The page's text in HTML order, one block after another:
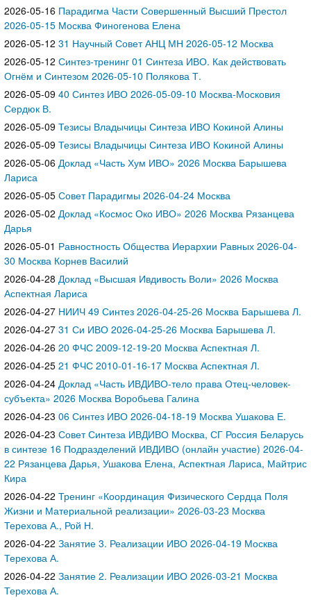
2026-05-16 Парадигма Части Совершенный Высший Престол
2026-05-15 Москва Финогенова Елена
2026-05-12 31 Научный Совет АНЦ МН 2026-05-12 Москва
2026-05-12 Синтез-тренинг 01 Синтеза ИВО. Как действовать
Огнём и Синтезом 2026-05-10 Полякова Т.
2026-05-09 40 Синтез ИВО 2026-05-09-10 Москва-Московия
Сердюк В.
2026-05-09 Тезисы Владычицы Синтеза ИВО Кокиной Алины
2026-05-09 Тезисы Владычицы Синтеза ИВО Кокиной Алины
2026-05-06 Доклад «Часть Хум ИВО» 2026 Москва Барышева
Лариса
2026-05-05 Совет Парадигмы 2026-04-24 Москва
2026-05-02 Доклад «Космос Око ИВО» 2026 Москва Рязанцева
Дарья
2026-05-01 Равностность Общества Иерархии Равных 2026-04-
30 Москва Корнев Василий
2026-04-28 Доклад «Высшая Ивдивость Воли» 2026 Москва
Аспектная Лариса
2026-04-27 НИИЧ 49 Синтез 2026-04-25-26 Москва Барышева Л.
2026-04-27 31 Си ИВО 2026-04-25-26 Москва Барышева Л.
2026-04-26 20 ФЧС 2009-12-19-20 Москва Аспектная Л.
2026-04-25 21 ФЧС 2010-01-16-17 Москва Аспектная Л.
2026-04-24 Доклад «Часть ИВДИВО-тело права Отец-человек-
субъекта» 2026 Москва Воробьева Галина
2026-04-23 06 Синтез ИВО 2026-04-18-19 Москва Ушакова Е.
2026-04-23 Совет Синтеза ИВДИВО Москва, СГ Россия Беларусь
в синтезе 16 Подразделений ИВДИВО (онлайн участие) 2026-04-
22 Рязанцева Дарья, Ушакова Елена, Аспектная Лариса, Майтрис
Кира
2026-04-22 Тренинг «Координация Физического Сердца Поля
Жизни и Материальной реализации» 2026-03-23 Москва
Терехова А., Рой Н.
2026-04-22 Занятие 3. Реализации ИВО 2026-04-19 Москва
Терехова А.
2026-04-22 Занятие 2. Реализации ИВО 2026-03-21 Москва
Терехова А.